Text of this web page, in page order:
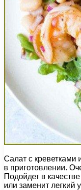
Салат с
в приготовлении.
Подойдет в
или заменит легкий